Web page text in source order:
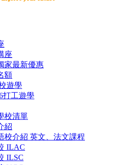
座
家最新優惠
額
遊學
打工遊學
校清單
紹
校介紹 英文、法文課程
ILAC
ILSC